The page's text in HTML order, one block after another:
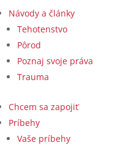
Návody a články
Tehotenstvo
Pôrod
Poznaj svoje práva
Trauma
Chcem sa zapojiť
Príbehy
Vaše príbehy